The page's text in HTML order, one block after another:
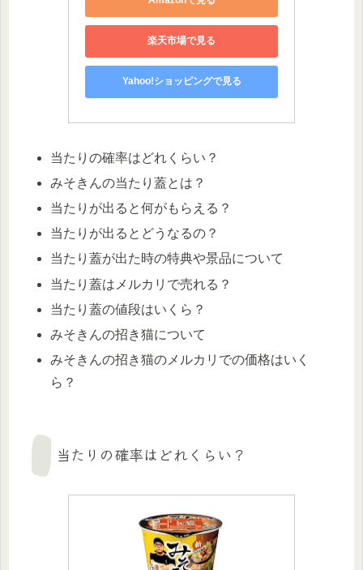
楽天市場で見る
Yahoo!ショッピングで見る
当たりの確率はどれくらい？
みそきんの当たり蓋とは？
当たりが出ると何がもらえる？
当たりが出るとどうなるの？
当たり蓋が出た時の特典や景品について
当たり蓋はメルカリで売れる？
当たり蓋の値段はいくら？
みそきんの招き猫について
みそきんの招き猫のメルカリでの価格はいく
ら？
当たりの確率はどれくらい？